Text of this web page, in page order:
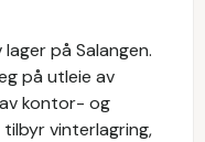
på Salangen.
på utleie av
kontor- og
tilbyr vinterlagring,